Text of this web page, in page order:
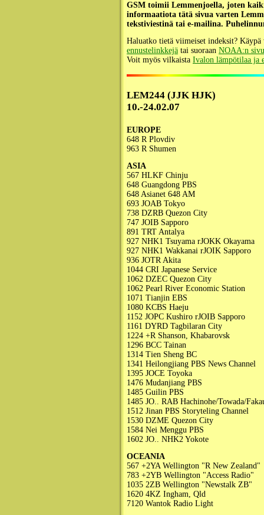
GSM toimii Lemmenjoella, joten
informaatiota tätä sivua varten
tekstiviestinä tai e-mailina.
Haluatko tietä viimeiset indeksit?
ennustelinkkejä tai suoraan NOAA:n
Voit myös vilkaista Ivalon lämpötilaa ja
LEM244 (JJK HJK)
10.-24.02.07
EUROPE
648 R Plovdiv
963 R Shumen
ASIA
567 HLKF Chinju
648 Guangdong PBS
648 Asianet 648 AM
693 JOAB Tokyo
738 DZRB Quezon City
747 JOIB Sapporo
891 TRT Antalya
927 NHK1 Tsuyama rJOKK Okayama
927 NHK1 Wakkanai rJOIK Sapporo
936 JOTR Akita
1044 CRI Japanese Service
1062 DZEC Quezon City
1062 Pearl River Economic Station
1071 Tianjin EBS
1080 KCBS Haeju
1152 JOPC Kushiro rJOIB Sapporo
1161 DYRD Tagbilaran City
1224 +R Shanson, Khabarovsk
1296 BCC Tainan
1314 Tien Sheng BC
1341 Heilongjiang PBS News Channel
1395 JOCE Toyoka
1476 Mudanjiang PBS
1485 Guilin PBS
1485 JO.. RAB Hachinohe/Towada/
1512 Jinan PBS Storyteling Channel
1530 DZME Quezon City
1584 Nei Menggu PBS
1602 JO.. NHK2 Yokote
OCEANIA
567 +2YA Wellington "R New Zealand"
783 +2YB Wellington "Access Radio"
1035 2ZB Wellington "Newstalk ZB"
1620 4KZ Ingham, Qld
7120 Wantok Radio Light